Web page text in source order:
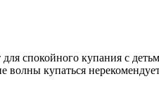
спокойного купания с
волны купаться